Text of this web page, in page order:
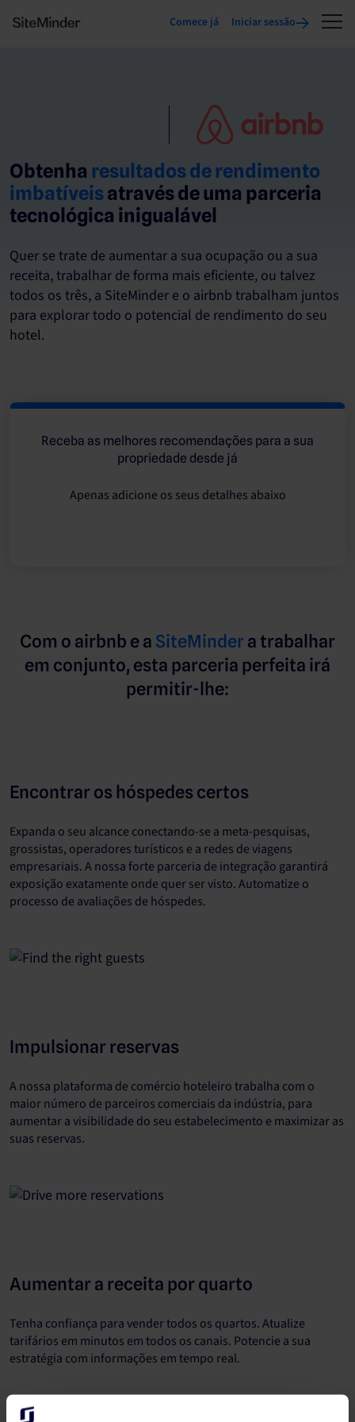
Comece já Iniciar sessão
Obtenha resultados de rendimento
imbatíveisatravés de uma parceria
tecnológica inigualável
Quer se trate de aumentar a sua ocupação ou a sua
receita, trabalhar de forma mais eficiente, ou talvez
todos os três, a SiteMinder e o airbnb trabalham juntos
para explorar todo o potencial de rendimento do seu
hotel.
Receba as melhores recomendações para a sua
propriedade desde já
Apenas adicione os seus detalhes abaixo
Com o airbnb e a SiteMinder a trabalhar
em conjunto, esta parceria perfeita irá
permitir-lhe:
Encontrar os hóspedes certos
Expanda o seu alcance conectando-se a meta-pesquisas,
grossistas, operadores turísticos e a redes de viagens
empresariais. A nossa forte parceria de integração garantirá
exposição exatamente onde quer ser visto. Automatize o
processo de avaliações de hóspedes.
Impulsionar reservas
A nossa plataforma de comércio hoteleiro trabalha com o
maior número de parceiros comerciais da indústria, para
aumentar a visibilidade do seu estabelecimento e maximizar as
suas reservas.
Aumentar a receita por quarto
Tenha confiança para vender todos os quartos. Atualize
tarifários em minutos em todos os canais. Potencie a sua
estratégia com informações em tempo real.